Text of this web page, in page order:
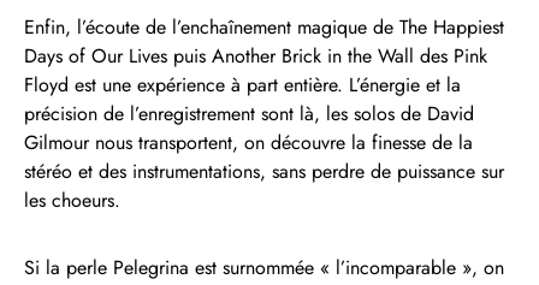
Enfin, l’écoute de l’enchaînement magique de The Happiest
Days of Our Lives puis Another Brick in the Wall des Pink
Floyd est une expérience à part entière. L’énergie et la
précision de l’enregistrement sont là, les solos de David
Gilmour nous transportent, on découvre la finesse de la
stéréo et des instrumentations, sans perdre de puissance sur
les choeurs.
Si la perle Pelegrina est surnommée « l’incomparable », on